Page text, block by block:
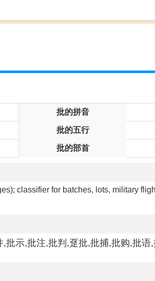
批的拼音
批的五行
批的部首
classifier for batches, lots, military
批示,批注,批判,趸批,批捕,批购,批语